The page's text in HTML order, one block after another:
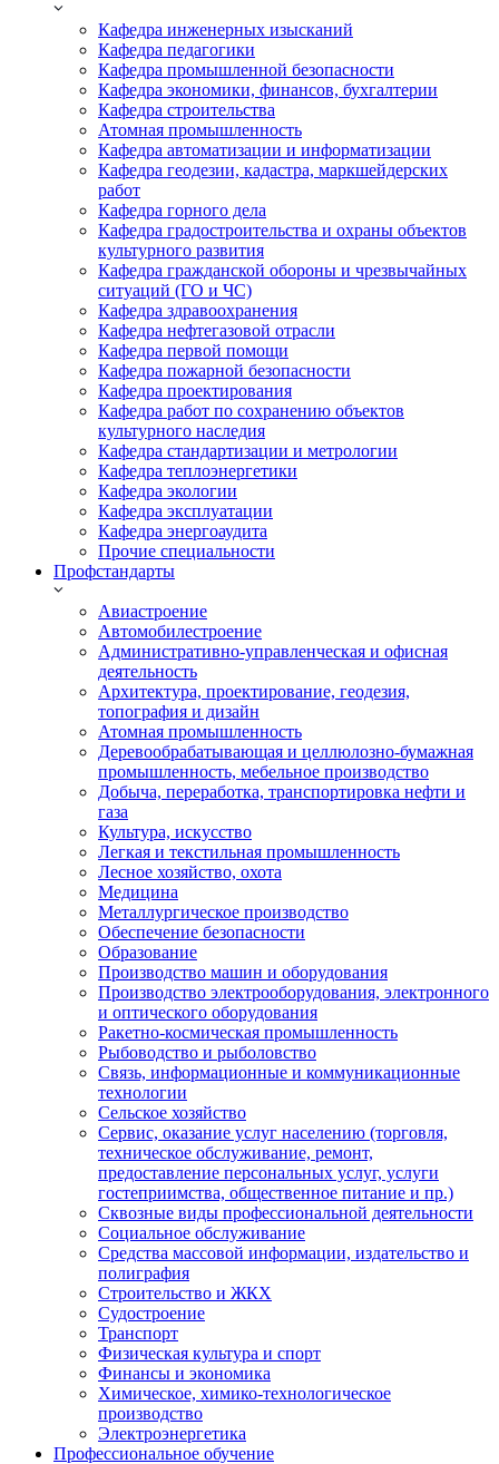
Кафедра инженерных изысканий
Кафедра педагогики
Кафедра промышленной безопасности
Кафедра экономики, финансов, бухгалтерии
Кафедра строительства
Атомная промышленность
Кафедра автоматизации и информатизации
Кафедра геодезии, кадастра, маркшейдерских
работ
Кафедра горного дела
Кафедра градостроительства и охраны объектов
культурного развития
Кафедра гражданской обороны и чрезвычайных
ситуаций (ГО и ЧС)
Кафедра здравоохранения
Кафедра нефтегазовой отрасли
Кафедра первой помощи
Кафедра пожарной безопасности
Кафедра проектирования
Кафедра работ по сохранению объектов
культурного наследия
Кафедра стандартизации и метрологии
Кафедра теплоэнергетики
Кафедра экологии
Кафедра эксплуатации
Кафедра энергоаудита
Прочие специальности
Профстандарты
Авиастроение
Автомобилестроение
Административно-управленческая и офисная
деятельность
Архитектура, проектирование, геодезия,
топография и дизайн
Атомная промышленность
Деревообрабатывающая и целлюлозно-бумажная
промышленность, мебельное производство
Добыча, переработка, транспортировка нефти и
газа
Культура, искусство
Легкая и текстильная промышленность
Лесное хозяйство, охота
Медицина
Металлургическое производство
Обеспечение безопасности
Образование
Производство машин и оборудования
Производство электрооборудования, электронного
и оптического оборудования
Ракетно-космическая промышленность
Рыбоводство и рыболовство
Связь, информационные и коммуникационные
технологии
Сельское хозяйство
Сервис, оказание услуг населению (торговля,
техническое обслуживание, ремонт,
предоставление персональных услуг, услуги
гостеприимства, общественное питание и пр.)
Сквозные виды профессиональной деятельности
Социальное обслуживание
Средства массовой информации, издательство и
полиграфия
Строительство и ЖКХ
Судостроение
Транспорт
Физическая культура и спорт
Финансы и экономика
Химическое, химико-технологическое
производство
Электроэнергетика
Профессиональное обучение